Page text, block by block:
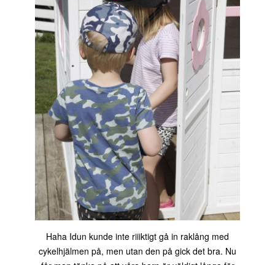
Haha Idun kunde inte riiiktigt gå in raklång med
cykelhjälmen på, men utan den på gick det bra. Nu